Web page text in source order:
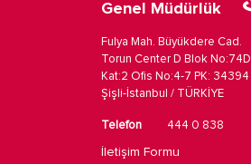
Genel Müdürlük
Fulya Mah. Büyükdere Cad.
Torun Center D Blok No:74D
Kat:2 Ofis No:4-7 PK: 34394
Şişli-İstanbul / TÜRKİYE
Telefon 444 0 838
İletişim Formu